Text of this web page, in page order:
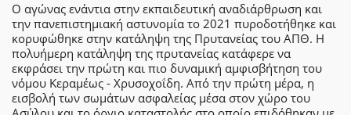
Ο αγώνας ενάντια στην εκπαιδευτική αναδιάρθρωση και
την πανεπιστημιακή αστυνομία το 2021 πυροδοτήθηκε και
κορυφώθηκε στην κατάληψη της Πρυτανείας του ΑΠΘ. Η
πολυήμερη κατάληψη της πρυτανείας κατάφερε να
εκφράσει την πρώτη και πιο δυναμική αμφισβήτηση του
νόμου Κεραμέως - Χρυσοχοΐδη. Από την πρώτη μέρα, η
εισβολή των σωμάτων ασφαλείας μέσα στον χώρο του